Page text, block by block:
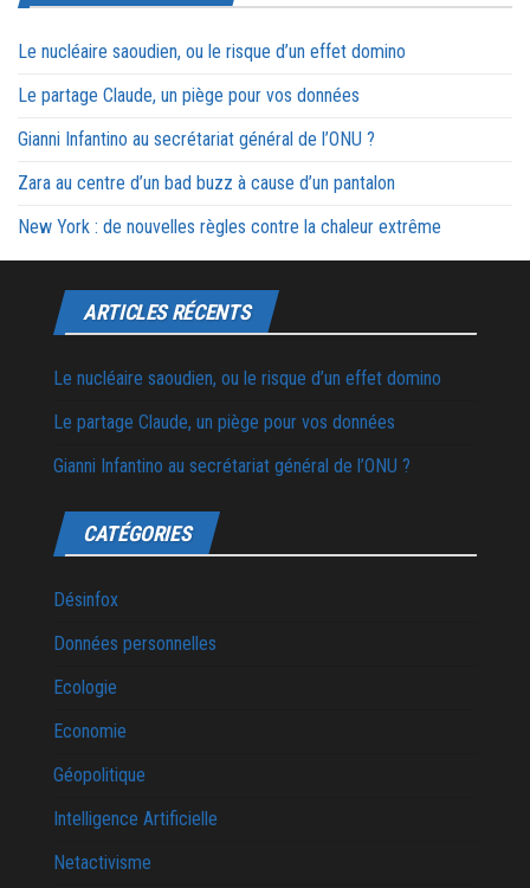
Le nucléaire saoudien, ou le risque d’un effet domino
Le partage Claude, un piège pour vos données
Gianni Infantino au secrétariat général de l’ONU ?
Zara au centre d’un bad buzz à cause d’un pantalon
New York : de nouvelles règles contre la chaleur extrême
ARTICLES RÉCENTS
Le nucléaire saoudien, ou le risque d’un effet domino
Le partage Claude, un piège pour vos données
Gianni Infantino au secrétariat général de l’ONU ?
CATÉGORIES
Désinfox
Données personnelles
Ecologie
Economie
Géopolitique
Intelligence Artificielle
Netactivisme